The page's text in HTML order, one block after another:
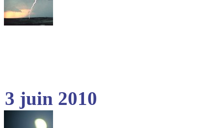
3 juin 2010